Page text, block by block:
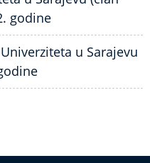
godine
u Sarajevu